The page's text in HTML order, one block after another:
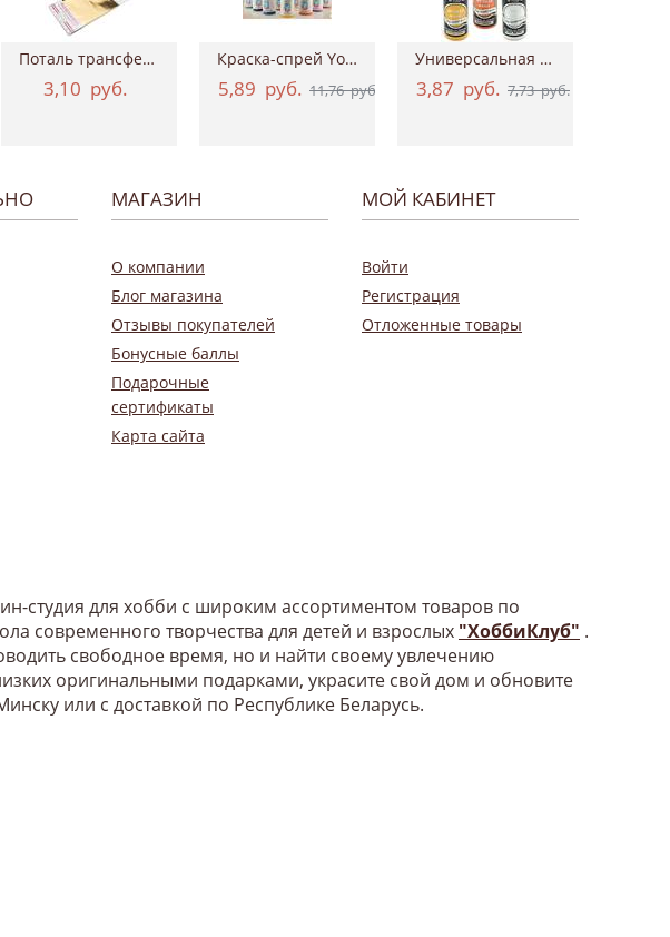
Поталь трансферная Geronimo, 15*100 см ТАИР
3,10 руб.
Краска-спрей Your Fashion Spray Fabric Pa...
5,89 руб. 11,76руб.
Универсальная акриловая краска Hybrid Ac...
3,87 руб. 7,73руб.
МАГАЗИН
О компании
Блог магазина
Отзывы покупателей
Бонусные баллы
Подарочные
сертификаты
Карта сайта
МОЙ КАБИНЕТ
Войти
Регистрация
Отложенные товары
студия для хобби с широким ассортиментом товаров по
современного творчества для детей и взрослых "ХоббиКлуб" .
свободное время, но и найти своему увлечению
оригинальными подарками, украсите свой дом и обновите
или с доставкой по Республике Беларусь.